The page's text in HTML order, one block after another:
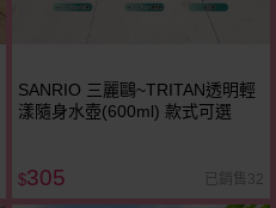
SANRIO 三麗鷗~TRITAN透明輕
漾隨身水壺(600ml) 款式可選
$305 已銷售32